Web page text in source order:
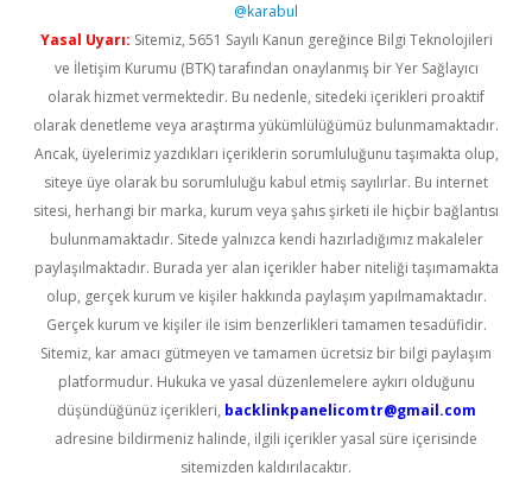
@karabul
Yasal Uyarı: Sitemiz, 5651 Sayılı Kanun gereğince Bilgi Teknolojileri
ve İletişim Kurumu (BTK) tarafından onaylanmış bir Yer Sağlayıcı
olarak hizmet vermektedir. Bu nedenle, sitedeki içerikleri proaktif
olarak denetleme veya araştırma yükümlülüğümüz bulunmamaktadır.
Ancak, üyelerimiz yazdıkları içeriklerin sorumluluğunu taşımakta olup,
siteye üye olarak bu sorumluluğu kabul etmiş sayılırlar. Bu internet
sitesi, herhangi bir marka, kurum veya şahıs şirketi ile hiçbir bağlantısı
bulunmamaktadır. Sitede yalnızca kendi hazırladığımız makaleler
paylaşılmaktadır. Burada yer alan içerikler haber niteliği taşımamakta
olup, gerçek kurum ve kişiler hakkında paylaşım yapılmamaktadır.
Gerçek kurum ve kişiler ile isim benzerlikleri tamamen tesadüfidir.
Sitemiz, kar amacı gütmeyen ve tamamen ücretsiz bir bilgi paylaşım
platformudur. Hukuka ve yasal düzenlemelere aykırı olduğunu
düşündüğünüz içerikleri, backlinkpanelicomtr@gmail.com
adresine bildirmeniz halinde, ilgili içerikler yasal süre içerisinde
sitemizden kaldırılacaktır.